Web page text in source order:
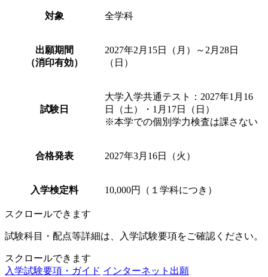
対象 全学科
出願期間
（消印有効）
2027年2月15日（月）～2月28日
（日）
試験日
大学入学共通テスト：2027年1月16
日（土）・1月17日（日）
※本学での個別学力検査は課さない
合格発表 2027年3月16日（火）
入学検定料 10,000円（１学科につき）
スクロールできます
試験科目・配点等詳細は、入学試験要項をご確認ください。
スクロールできます
入学試験要項・ガイド インターネット出願